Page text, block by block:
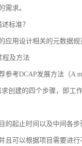
需求。
标准？
应用设计相关的元数据
程及方法
参考DCAP发展方法（A
创建的四个步骤，即工
的起止时间以及中间各
且可以根据项目需要进